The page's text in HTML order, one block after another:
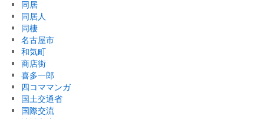
同居
同居人
同棲
名古屋市
和気町
商店街
喜多一郎
四コママンガ
国土交通省
国際交流